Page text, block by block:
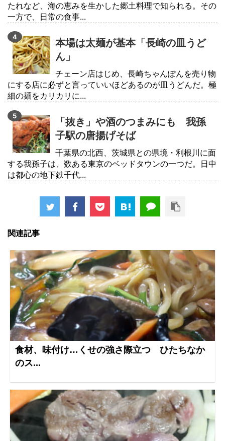
たれなど、海の恵みを生かした郷土料理で知られる。その
一方で、日常の食事...
本場は太麺が基本「長崎の皿うど
ん」
チェーン店はじめ、長崎ちゃんぽんを売り物
にする店に必ずと言っていいほどあるのが皿うどんだ。極
細の麺をカリカリに...
「抜き」や酒のつまみにも 我孫
子駅の唐揚げそば
千葉県の北西、茨城県との県境・利根川に面
する我孫子は、数ある東京のベッドタウンの一つだ。日中
は都心の地下鉄千代...
関連記事
食材、味付け…くせの強さ際立つ ひたちなか
のス...